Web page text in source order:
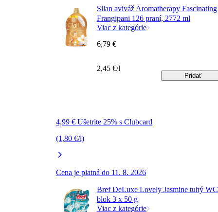
Silan aviváž Aromatherapy Fascinating
Frangipani 126 praní, 2772 ml
Viac z kategórie
4,99 € Ušetrite 25% s Clubcard
(1,80 €/l)
Cena je platná do 11. 8. 2026
6,79 €
2,45 €/l
Pridať
Bref DeLuxe Lovely Jasmine tuhý WC
blok 3 x 50 g
Viac z kategórie